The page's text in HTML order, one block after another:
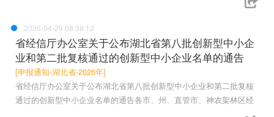
2026-04-29 08:38:12
省经信厅办公室关于公布湖北省第八批创新型中小企
业和第二批复核通过的创新型中小企业名单的通告
[申报通知-湖北省-2026年]
省经信厅办公室关于公布湖北省第八批创新型中小企业和第二批复核
通过的创新型中小企业名单的通告各市、州、直管市、神农架林区经